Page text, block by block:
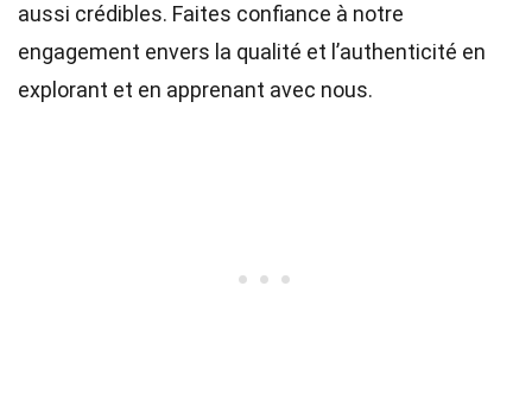
aussi crédibles. Faites confiance à notre
engagement envers la qualité et l’authenticité en
explorant et en apprenant avec nous.